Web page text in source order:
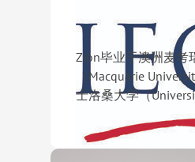
Academy）、菲利普
（Phillips Academy
保罗中学（St. Paul’s
基斯中学（The
School）、米尔顿学
Academy）、鲁米
Loomis Chaffee
Zion毕业于澳洲麦考
（Macquarie
士洛桑大学（
Lausanne）进行文
习。凭借国际化的教
跨文化经历，他对全
从事国际教育与低
11年来，Zion累计探
校，足迹遍及美国、